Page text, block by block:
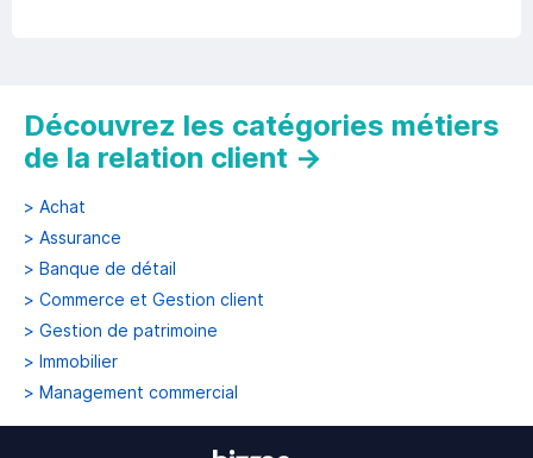
Découvrez les catégories métiers
de la relation client →
> Achat
> Assurance
> Banque de détail
> Commerce et Gestion client
> Gestion de patrimoine
> Immobilier
> Management commercial